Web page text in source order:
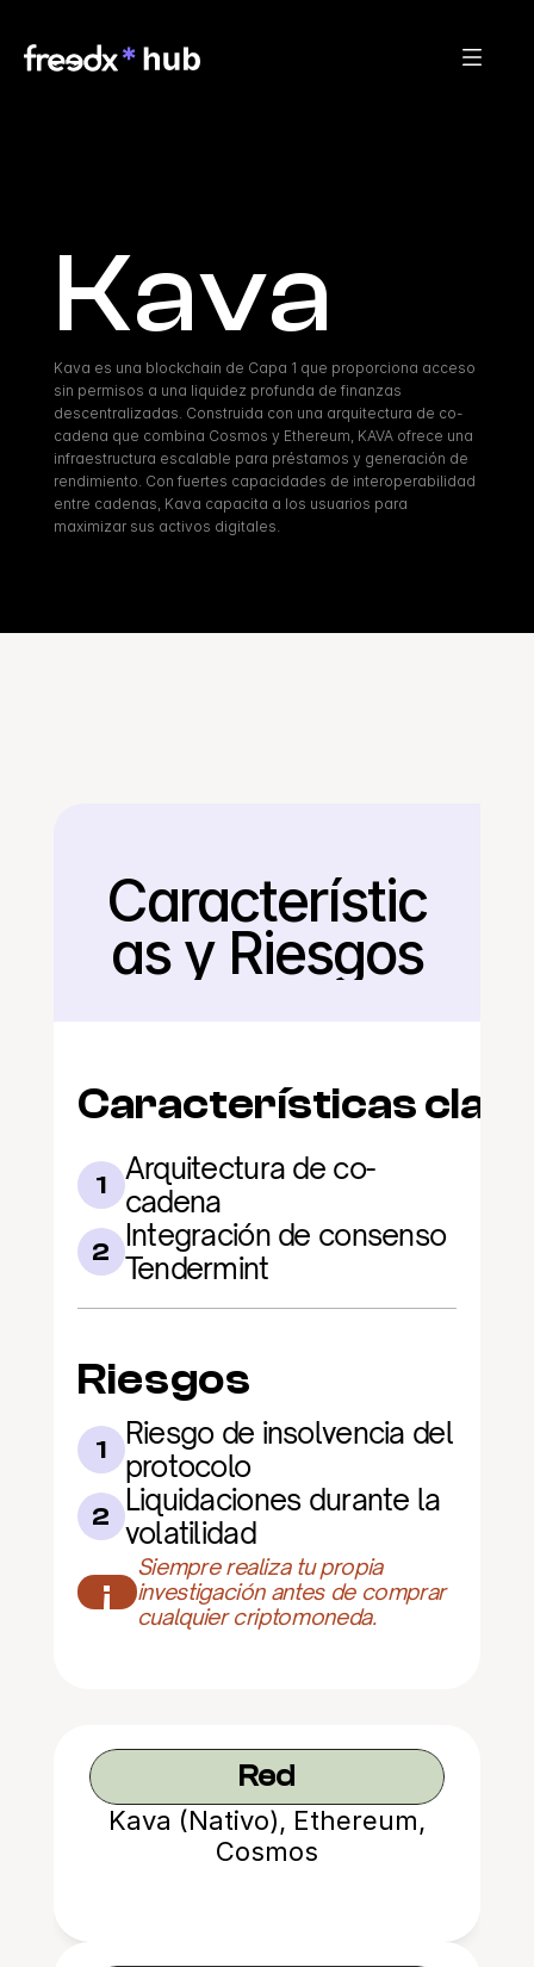
Kava
Kava es una blockchain de Capa 1 que proporciona acceso
sin permisos a una liquidez profunda de finanzas
descentralizadas. Construida con una arquitectura de co-
cadena que combina Cosmos y Ethereum, KAVA ofrece una
infraestructura escalable para préstamos y generación de
rendimiento. Con fuertes capacidades de interoperabilidad
entre cadenas, Kava capacita a los usuarios para
maximizar sus activos digitales.
Regresar
Característic
as y Riesgos
Características
1
Arquitectura de co-
cadena
2 Integración de consenso
Tendermint
Riesgos
1
Riesgo de insolvencia del
protocolo
2 Liquidaciones durante la
volatilidad
¡
Siempre realiza tu propia
investigación antes de comprar
cualquier criptomoneda.
Red
Kava (Nativo), Ethereum,
Cosmos